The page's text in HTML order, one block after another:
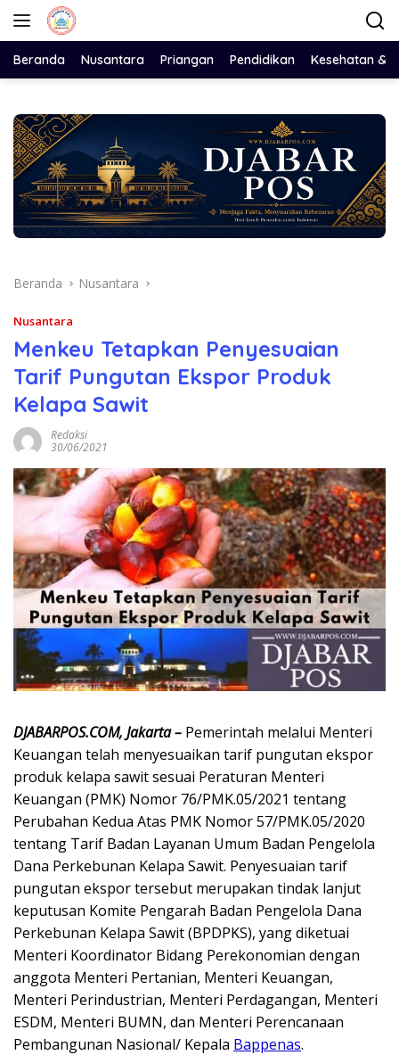
Langsung
Beranda Nusantara Priangan Pendidikan Kesehatan &
Beranda Nusantara
Nusantara
Menkeu Tetapkan Penyesuaian
Tarif Pungutan Ekspor Produk
Kelapa Sawit
Redaksi
30/06/2021
DJABARPOS.COM, Jakarta – Pemerintah melalui Menteri
Keuangan telah menyesuaikan tarif pungutan ekspor
produk kelapa sawit sesuai Peraturan Menteri
Keuangan (PMK) Nomor 76/PMK.05/2021 tentang
Perubahan Kedua Atas PMK Nomor 57/PMK.05/2020
tentang Tarif Badan Layanan Umum Badan Pengelola
Dana Perkebunan Kelapa Sawit. Penyesuaian tarif
pungutan ekspor tersebut merupakan tindak lanjut
keputusan Komite Pengarah Badan Pengelola Dana
Perkebunan Kelapa Sawit (BPDPKS), yang diketuai
Menteri Koordinator Bidang Perekonomian dengan
anggota Menteri Pertanian, Menteri Keuangan,
Menteri Perindustrian, Menteri Perdagangan, Menteri
ESDM, Menteri BUMN, dan Menteri Perencanaan
Pembangunan Nasional/ Kepala Bappenas.